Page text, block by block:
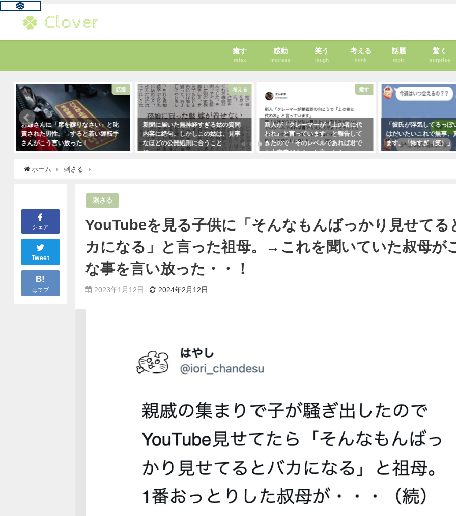
癒す
relax
感動
Impress
笑う
laugh
考える
think
話題
topic
驚く
surprise
話題
お爺さんに「席を譲りなさい」と叱
責された男性。→すると若い運転手
さんがこう言い放った！
考える
新聞に届いた無神経すぎる姑の質問
内容に絶句。しかしこの姑は、見事
なほどの公開処刑に合うこと
に・・・
癒す
新人が「クレーマーが『上の者に代
われ』と言っています」と報告して
きたので「そのレベルであれば君で
も大丈夫だよ！」と言ったら・・・
「彼氏が浮気してるっぽ
はだいたいこれで無事、
ます。「怖すぎ（笑）」
ホーム 刺さる
シェア
Tweet
B!
はてブ
刺さる
YouTubeを見る子供に「そんなもんばっかり見せてる
カになる」と言った祖母。→これを聞いていた叔母が
な事を言い放った・・！
2023年1月12日 2024年2月12日